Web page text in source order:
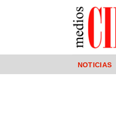
NOTICIAS